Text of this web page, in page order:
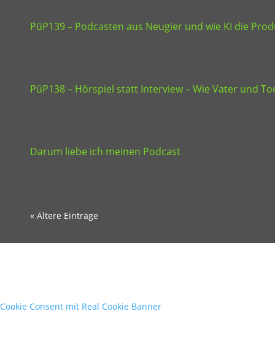
PüP139 – Podcasten aus Neugier und wie KI die
PüP138 – Hörspiel statt Interview – Wie Vater und
Darum liebe ich meinen Podcast
« Ältere Einträge
Cookie Consent mit Real Cookie Banner